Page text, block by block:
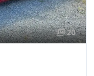
20